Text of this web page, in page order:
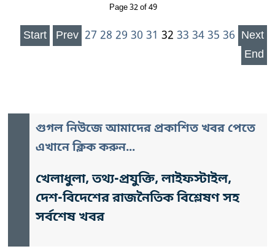
Page 32 of 49
Start Prev 27 28 29 30 31 32 33 34 35 36 Next
End
গুগল নিউজে আমাদের প্রকাশিত খবর পেতে
এখানে ক্লিক করুন...
খেলাধুলা, তথ্য-প্রযুক্তি, লাইফস্টাইল,
দেশ-বিদেশের রাজনৈতিক বিশ্লেষণ সহ
সর্বশেষ খবর